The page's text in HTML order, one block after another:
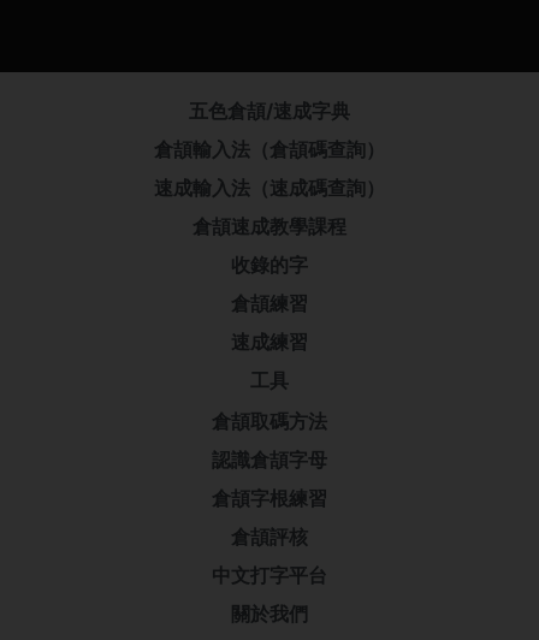
五色倉頡/速成字典
倉頡輸入法（倉頡碼查詢）
速成輸入法（速成碼查詢）
倉頡速成教學課程
收錄的字
倉頡練習
速成練習
工具
倉頡取碼方法
認識倉頡字母
倉頡字根練習
倉頡評核
中文打字平台
關於我們